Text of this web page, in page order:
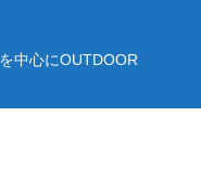
中心にOUTDOOR